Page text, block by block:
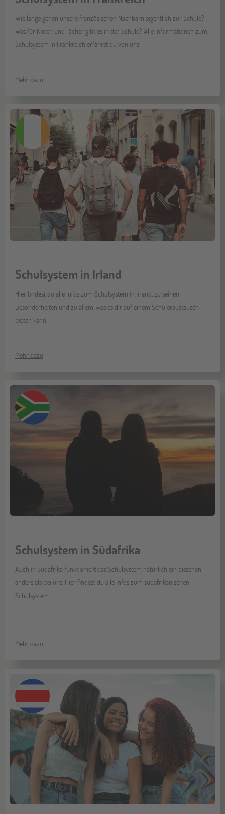
Wie lange gehen unsere französischen Nachbarn eigentlich zur Schule?
Was für Noten und Fächer gibt es in der Schule? Alle Informationen zum
Schulsystem in Frankreich erfährst du von uns!
Mehr dazu
Schulsystem in Irland
Hier findest du alle Infos zum Schulsystem in Irland, zu seinen
Besonderheiten und zu allem, was es dir auf einem Schüleraustausch
bieten kann.
Mehr dazu
Schulsystem in Südafrika
Auch in Südafrika funktioniert das Schulsystem natürlich ein bisschen
anders als bei uns. Hier findest du alle Infos zum südafrikanischen
Schulsystem.
Mehr dazu